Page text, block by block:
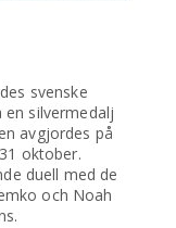
svenske
silvermedalj
avgjordes på
oktober.
duell med de
och Noah